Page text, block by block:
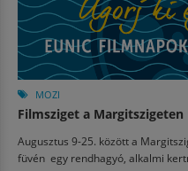
MOZI
Filmsziget a Margitszigeten
Augusztus 9-25. között a
füvén egy rendhagyó, alkalmi